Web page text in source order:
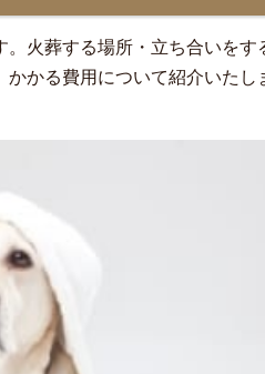
火葬する場所・立ち合いを
かる費用について紹介いたし